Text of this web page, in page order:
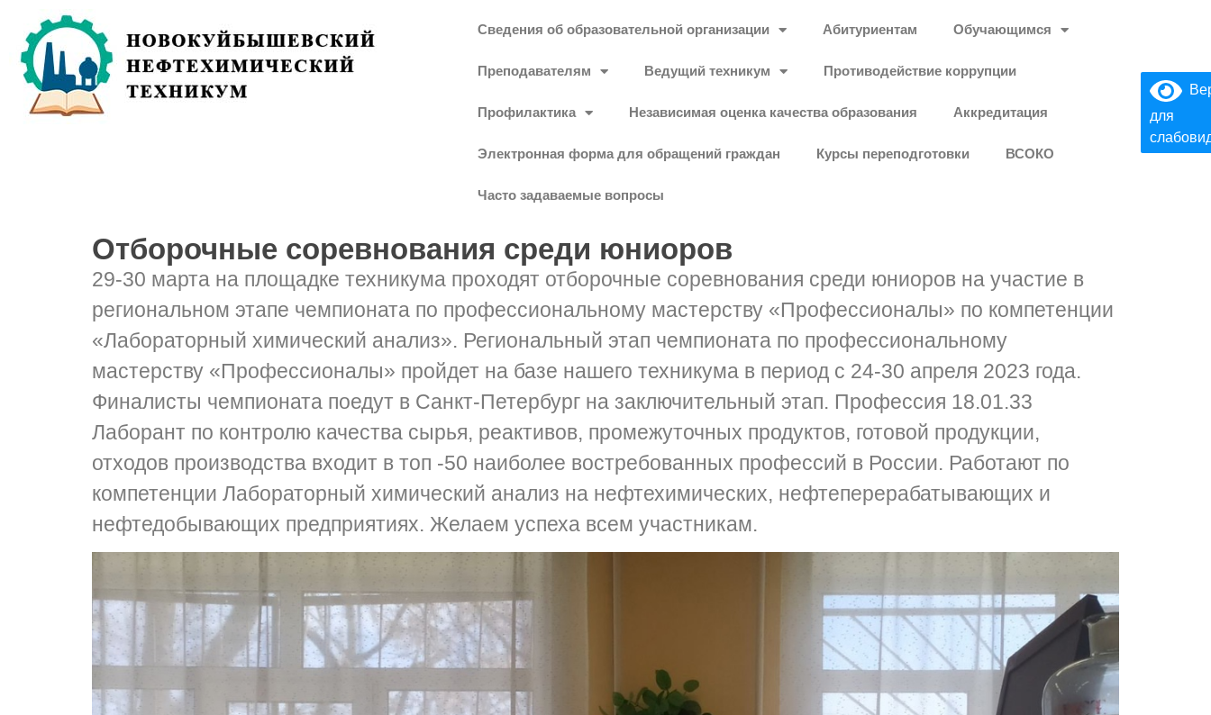
для
Сведения об образовательной организации Абитуриентам Обучающимся
Преподавателям Ведущий техникум Противодействие коррупции
Профилактика Независимая оценка качества образования Аккредитация
Электронная форма для обращений граждан Курсы переподготовки ВСОКО
Часто задаваемые вопросы
Отборочные соревнования среди юниоров
29-30 марта на площадке техникума проходят отборочные соревнования среди юниоров на участие в
региональном этапе чемпионата по профессиональному мастерству «Профессионалы» по компетенции
«Лабораторный химический анализ». Региональный этап чемпионата по профессиональному
мастерству «Профессионалы» пройдет на базе нашего техникума в период с 24-30 апреля 2023 года.
Финалисты чемпионата поедут в Санкт-Петербург на заключительный этап. Профессия 18.01.33
Лаборант по контролю качества сырья, реактивов, промежуточных продуктов, готовой продукции,
отходов производства входит в топ -50 наиболее востребованных профессий в России. Работают по
компетенции Лабораторный химический анализ на нефтехимических, нефтеперерабатывающих и
нефтедобывающих предприятиях. Желаем успеха всем участникам.